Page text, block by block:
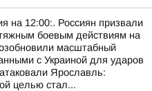
на 12:00:. Россиян призвали
боевым действиям на
масштабный
с Украиной для ударов
Ярославль:
целью стал...